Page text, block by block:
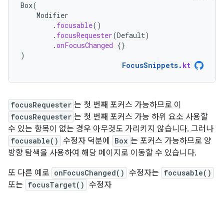
Box(
Modifier
. focusable()
. focusRequester(Default)
.onFocusChanged {}
)
FocusSnippets. kt
focusRequester 는 첫 번째 포커스 가능하므로 이
focusRequester 는 첫 번째 포커스 가능 하위 요소 사용할
수 있는 항목이 없는 경우 아무것도 가리키지 않습니다. 그러나
focusable() 수정자 덕분에 Box 는 포커스 가능하므로 양
방향 탐색을 사용하여 해당 페이지로 이동할 수 있습니다.
또 다른 예로 onFocusChanged() 수정자는 focusable()
또는 focusTarget() 수정자